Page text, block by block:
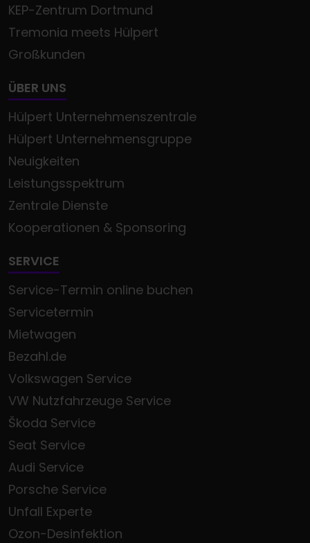
KEP-Zentrum Dortmund
Tremonia meets Hülpert
Großkunden
ÜBER UNS
Hülpert Unternehmenszentrale
Hülpert Unternehmensgruppe
Neuigkeiten
Leistungsspektrum
Zentrale Dienste
Kooperationen & Sponsoring
SERVICE
Service-Termin online buchen
Servicetermin
Mietwagen
Bezahl.de
Volkswagen Service
VW Nutzfahrzeuge Service
Škoda Service
Seat Service
Audi Service
Porsche Service
Unfall Experte
Ozon-Desinfektion